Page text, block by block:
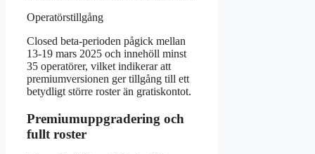
Operatörstillgång
Closed beta-perioden pågick mellan
13-19 mars 2025 och innehöll minst
35 operatörer, vilket indikerar att
premiumversionen ger tillgång till ett
betydligt större roster än gratiskontot.
Premiumuppgradering och
fullt roster